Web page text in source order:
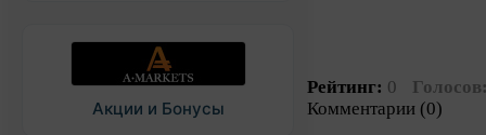
Акции и Бонусы
Рейтинг: 0
Комментарии (0)